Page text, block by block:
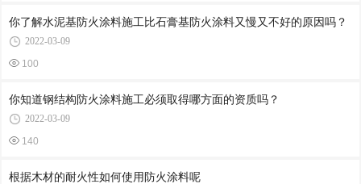
你了解水泥基防火涂料施工比石膏基防火涂料又慢又不好的原因吗？
2022-03-09
100
你知道钢结构防火涂料施工必须取得哪方面的资质吗？
2022-03-09
140
根据木材的耐火性如何使用防火涂料呢